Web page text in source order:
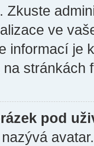
Zkuste
ve
informací je
stránkách
pod